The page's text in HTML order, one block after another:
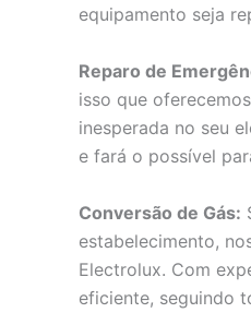
equipamento seja
Reparo de
isso que
inesperada no seu
e fará o possível
Conversão de Gás:
estabelecimento,
Electrolux. Com
eficiente, seguindo